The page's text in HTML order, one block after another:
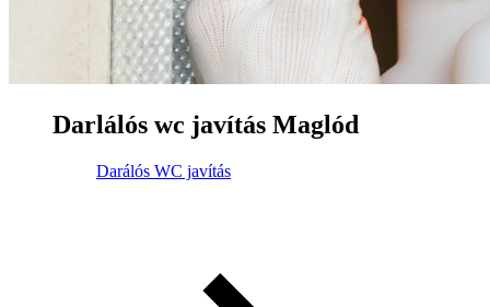
Darlálós wc javítás Maglód
Darálós WC javítás